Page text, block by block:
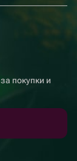
покупки и